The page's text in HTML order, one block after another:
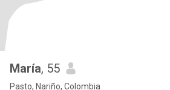
María, 55
Pasto, Nariño, Colombia